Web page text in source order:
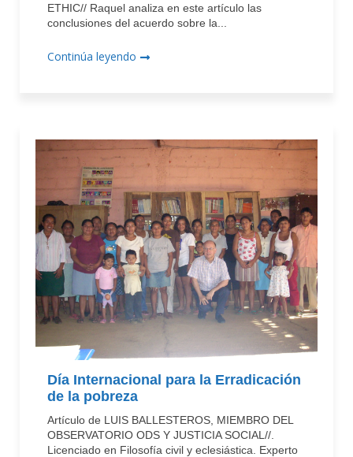
ETHIC// Raquel analiza en este artículo las
conclusiones del acuerdo sobre la...
Continúa leyendo
Día Internacional para la Erradicación
de la pobreza
Artículo de LUIS BALLESTEROS, MIEMBRO DEL
OBSERVATORIO ODS Y JUSTICIA SOCIAL//.
Licenciado en Filosofía civil y eclesiástica. Experto